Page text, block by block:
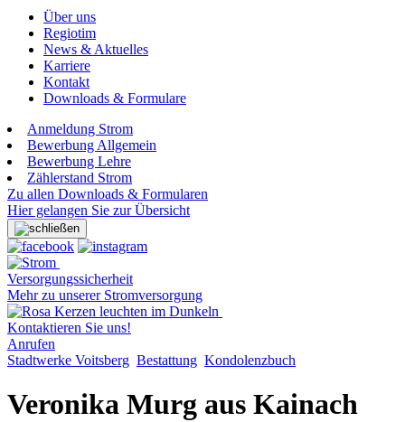
Über uns
Regiotim
News & Aktuelles
Karriere
Kontakt
Downloads & Formulare
Anmeldung Strom
Bewerbung Allgemein
Bewerbung Lehre
Zählerstand Strom
Zu allen Downloads & Formularen
Hier gelangen Sie zur Übersicht
Versorgungssicherheit
Mehr zu unserer Stromversorgung
Kontaktieren Sie uns!
Anrufen
Stadtwerke Voitsberg Bestattung Kondolenzbuch
Veronika Murg aus Kainach